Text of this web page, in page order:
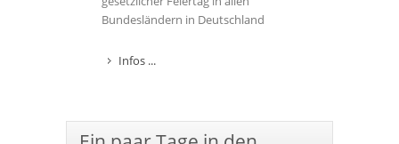
Bundesländern in Deutschland
Infos ...